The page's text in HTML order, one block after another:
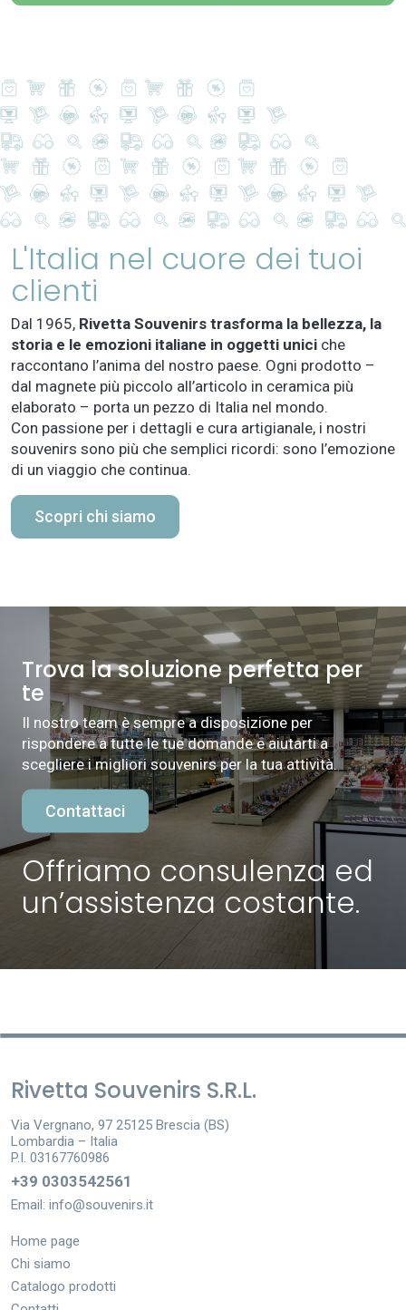
L'Italia nel cuore dei tuoi
clienti
Dal 1965, Rivetta Souvenirs trasforma la bellezza, la
storia e le emozioni italiane in oggetti unici che
raccontano l’anima del nostro paese. Ogni prodotto –
dal magnete più piccolo all’articolo in ceramica più
elaborato – porta un pezzo di Italia nel mondo.
Con passione per i dettagli e cura artigianale, i nostri
souvenirs sono più che semplici ricordi: sono l’emozione
di un viaggio che continua.
Scopri chi siamo
Trova la soluzione perfetta per
te
Il nostro team è sempre a disposizione per
rispondere a tutte le tue domande e aiutarti a
scegliere i migliori souvenirs per la tua attività.
Contattaci
Offriamo consulenza ed
un’assistenza costante.
Rivetta Souvenirs S.R.L.
Via Vergnano, 97 25125 Brescia (BS)
Lombardia – Italia
P.I. 03167760986
+39 0303542561
Email: info@souvenirs.it
Home page
Chi siamo
Catalogo prodotti